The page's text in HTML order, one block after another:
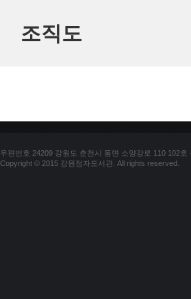
조직도
우편번호 24209 강원도 춘천시 동면 소양강로 110 102
Copyright © 2015 강원점자도서관. All rights reserved.